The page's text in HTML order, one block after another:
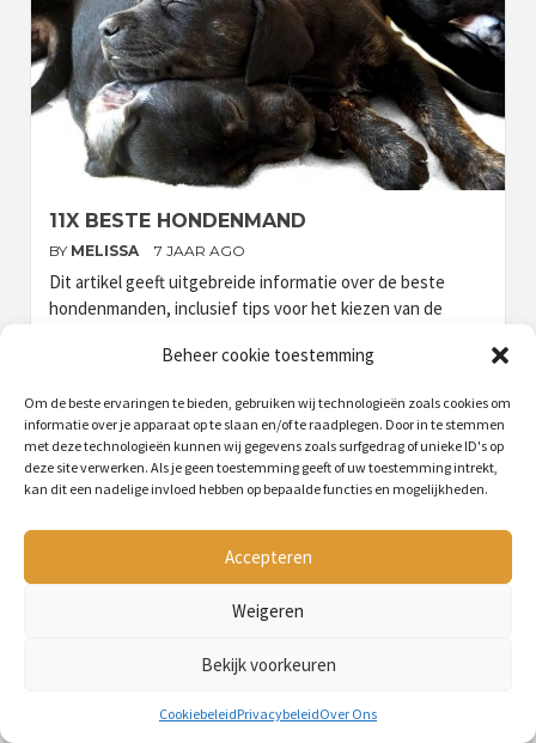
Beheer cookie toestemming
Om de beste ervaringen te bieden, gebruiken wij technologieën zoals cookies om
informatie over je apparaat op te slaan en/of te raadplegen. Door in te stemmen
met deze technologieën kunnen wij gegevens zoals surfgedrag of unieke ID's op
deze site verwerken. Als je geen toestemming geeft of uw toestemming intrekt,
kan dit een nadelige invloed hebben op bepaalde functies en mogelijkheden.
Accepteren
Weigeren
Bekijk voorkeuren
CookiebeleidPrivacybeleidOver Ons
11X BESTE HONDENMAND
BY MELISSA 7 JAAR AGO
Dit artikel geeft uitgebreide informatie over de beste
hondenmanden, inclusief tips voor het kiezen van de
het creëren van een comfortabele slaapervaring voor de
deskundigen, wetenschappelijke studies en alternatieven
voor hondenmanden. Ten slotte biedt het een
stappenplan voor het wennen van de hond aan een
nieuwe mand.